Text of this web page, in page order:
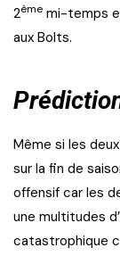
2ème mi-temps
aux Bolts.
Même si les
sur la fin de
offensif car les
une multitudes
catastrophique